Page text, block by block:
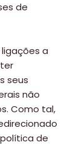
de
a
seus
não
Como tal,
de